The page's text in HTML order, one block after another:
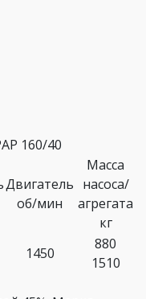
160/40
Двигатель
об/мин
Масса
насоса/
агрегата
кг
1450
880
1510